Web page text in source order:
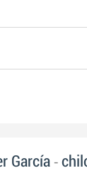
García -